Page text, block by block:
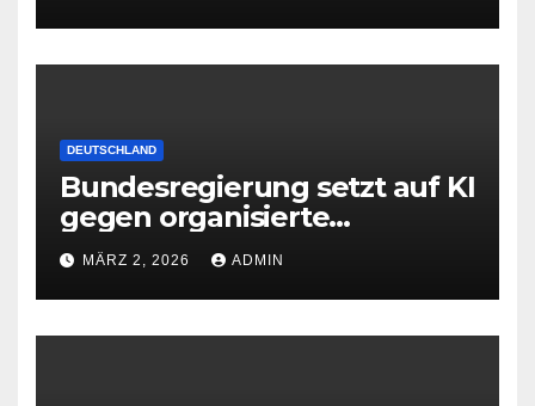
DEUTSCHLAND
Bundesregierung setzt auf KI
gegen organisierte
Kriminalität
MÄRZ 2, 2026 ADMIN